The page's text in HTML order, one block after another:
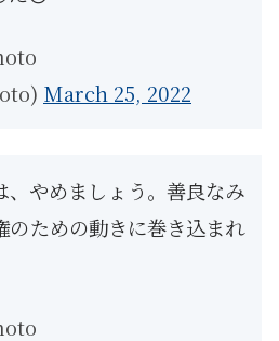
March 25, 2022
、やめましょう。善良なみ
のための動きに巻き込まれ